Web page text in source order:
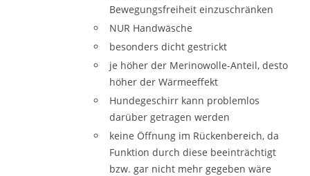
Bewegungsfreiheit einzuschränken
NUR Handwäsche
besonders dicht gestrickt
je höher der Merinowolle-Anteil, desto
höher der Wärmeeffekt
Hundegeschirr kann problemlos
darüber getragen werden
keine Öffnung im Rückenbereich, da
Funktion durch diese beeinträchtigt
bzw. gar nicht mehr gegeben wäre